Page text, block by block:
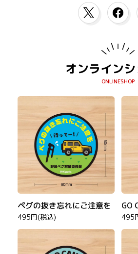
オンライン
ペグの抜き忘れにご注意を
495円(税込)
GO
495